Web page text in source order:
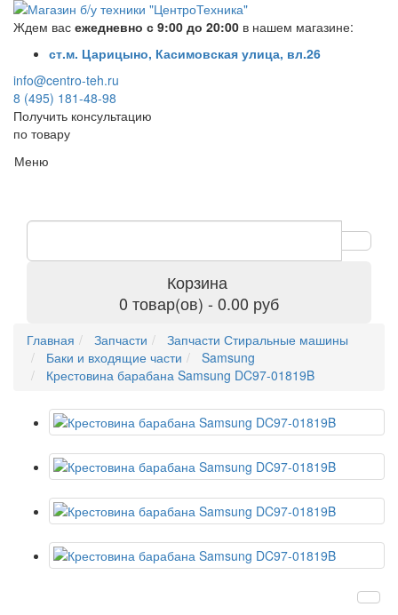
Ждем вас ежедневно с 9:00 до 20:00 в нашем магазине:
ст.м. Царицыно, Касимовская улица, вл.26
info@centro-teh.ru
8 (495) 181-48-98
Получить консультацию
по товару
Меню
Корзина
0 товар(ов) - 0.00 руб
Главная Запчасти
Запчасти Стиральные машины
Баки и входящие части
Samsung
Крестовина барабана Samsung DC97-01819B